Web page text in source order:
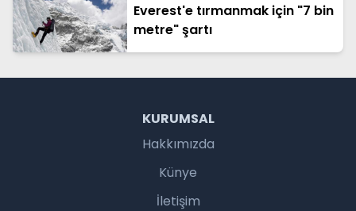
Everest'e tırmanmak için "7 bin
metre" şartı
KURUMSAL
Hakkımızda
Künye
İletişim